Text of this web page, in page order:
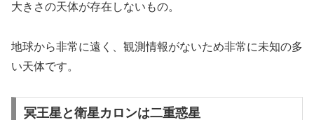
大きさの天体が存在しないもの。
地球から非常に遠く、観測情報がないため非常に未知の多
い天体です。
冥王星と衛星カロンは二重惑星